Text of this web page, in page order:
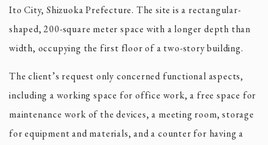
Ito City, Shizuoka Prefecture. The site is a rectangular-
shaped, 200-square meter space with a longer depth than
width, occupying the first floor of a two-story building.
The client’s request only concerned functional aspects,
including a working space for office work, a free space for
maintenance work of the devices, a meeting room, storage
for equipment and materials, and a counter for having a